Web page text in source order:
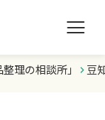
理の相談所」 豆